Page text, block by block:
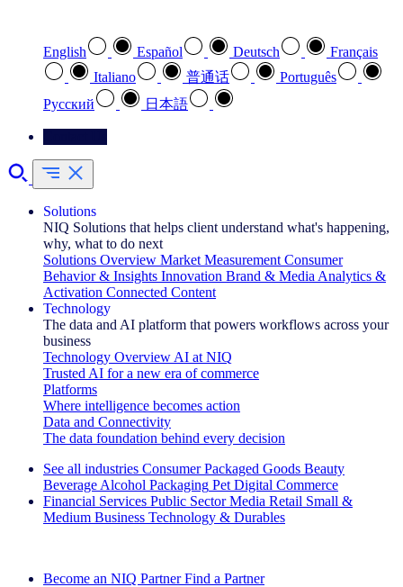
English Español Deutsch
Français
Italiano
普通话
Português
Pусский
日本語
Solutions
NIQ Solutions that helps client understand what's happening,
why, what to do next
Solutions Overview Market Measurement Consumer
Behavior & Insights Innovation Brand & Media Analytics &
Activation Connected Content
Technology
The data and AI platform that powers workflows across your
business
Technology Overview AI at NIQ
Trusted AI for a new era of commerce
Platforms
Where intelligence becomes action
Data and Connectivity
The data foundation behind every decision
See all industries Consumer Packaged Goods Beauty
Beverage Alcohol Packaging Pet Digital Commerce
Financial Services Public Sector Media Retail Small &
Medium Business Technology & Durables
Become an NIQ Partner Find a Partner